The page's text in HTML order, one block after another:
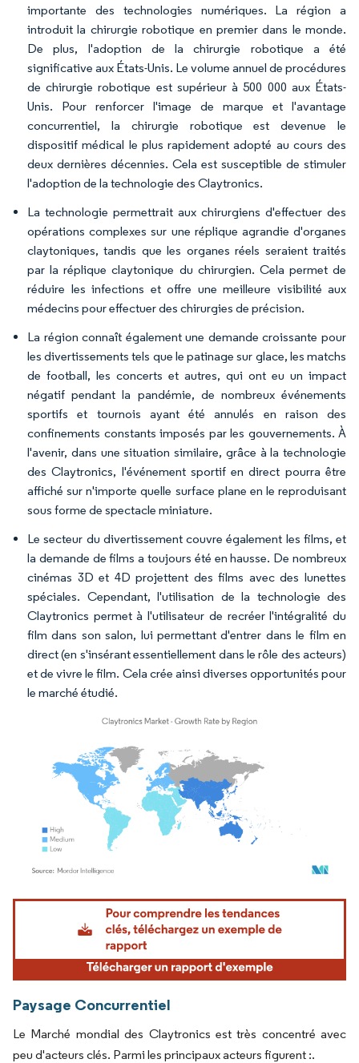
importante des technologies numériques. La région a
introduit la chirurgie robotique en premier dans le monde.
De plus, l'adoption de la chirurgie robotique a été
significative aux États-Unis. Le volume annuel de procédures
de chirurgie robotique est supérieur à 500 000 aux États-
Unis. Pour renforcer l'image de marque et l'avantage
concurrentiel, la chirurgie robotique est devenue le
dispositif médical le plus rapidement adopté au cours des
deux dernières décennies. Cela est susceptible de stimuler
l'adoption de la technologie des Claytronics.
La technologie permettrait aux chirurgiens d'effectuer des
opérations complexes sur une réplique agrandie d'organes
claytoniques, tandis que les organes réels seraient traités
par la réplique claytonique du chirurgien. Cela permet de
réduire les infections et offre une meilleure visibilité aux
médecins pour effectuer des chirurgies de précision.
La région connaît également une demande croissante pour
les divertissements tels que le patinage sur glace, les matchs
de football, les concerts et autres, qui ont eu un impact
négatif pendant la pandémie, de nombreux événements
sportifs et tournois ayant été annulés en raison des
confinements constants imposés par les gouvernements. À
l'avenir, dans une situation similaire, grâce à la technologie
des Claytronics, l'événement sportif en direct pourra être
affiché sur n'importe quelle surface plane en le reproduisant
sous forme de spectacle miniature.
Le secteur du divertissement couvre également les films, et
la demande de films a toujours été en hausse. De nombreux
cinémas 3D et 4D projettent des films avec des lunettes
spéciales. Cependant, l'utilisation de la technologie des
Claytronics permet à l'utilisateur de recréer l'intégralité du
film dans son salon, lui permettant d'entrer dans le film en
direct (en s'insérant essentiellement dans le rôle des acteurs)
et de vivre le film. Cela crée ainsi diverses opportunités pour
le marché étudié.
Image © Mordor Intelligence. La réutilisation nécessite une attribution sous CC BY
Paysage Concurrentiel
Le Marché mondial des Claytronics est très concentré avec
peu d'acteurs clés. Parmi les principaux acteurs figurent :.